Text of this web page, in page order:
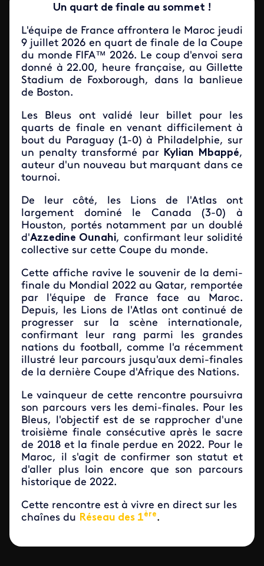
Un quart de finale au sommet !
L'équipe de France affrontera le Maroc jeudi
9 juillet 2026 en quart de finale de la Coupe
du monde FIFA™ 2026. Le coup d'envoi sera
donné à 22.00, heure française, au Gillette
Stadium de Foxborough, dans la banlieue
de Boston.
Les Bleus ont validé leur billet pour les
quarts de finale en venant difficilement à
bout du Paraguay (1-0) à Philadelphie, sur
un penalty transformé par Kylian Mbappé,
auteur d'un nouveau but marquant dans ce
tournoi.
De leur côté, les Lions de l'Atlas ont
largement dominé le Canada (3-0) à
Houston, portés notamment par un doublé
d'Azzedine Ounahi, confirmant leur solidité
collective sur cette Coupe du monde.
Cette affiche ravive le souvenir de la demi-
finale du Mondial 2022 au Qatar, remportée
par l'équipe de France face au Maroc.
Depuis, les Lions de l'Atlas ont continué de
progresser sur la scène internationale,
confirmant leur rang parmi les grandes
nations du football, comme l'a récemment
illustré leur parcours jusqu'aux demi-finales
de la dernière Coupe d'Afrique des Nations.
Le vainqueur de cette rencontre poursuivra
son parcours vers les demi-finales. Pour les
Bleus, l'objectif est de se rapprocher d'une
troisième finale consécutive après le sacre
de 2018 et la finale perdue en 2022. Pour le
Maroc, il s'agit de confirmer son statut et
d'aller plus loin encore que son parcours
historique de 2022.
Cette rencontre est à vivre en direct sur les
chaînes du Réseau des 1ère.